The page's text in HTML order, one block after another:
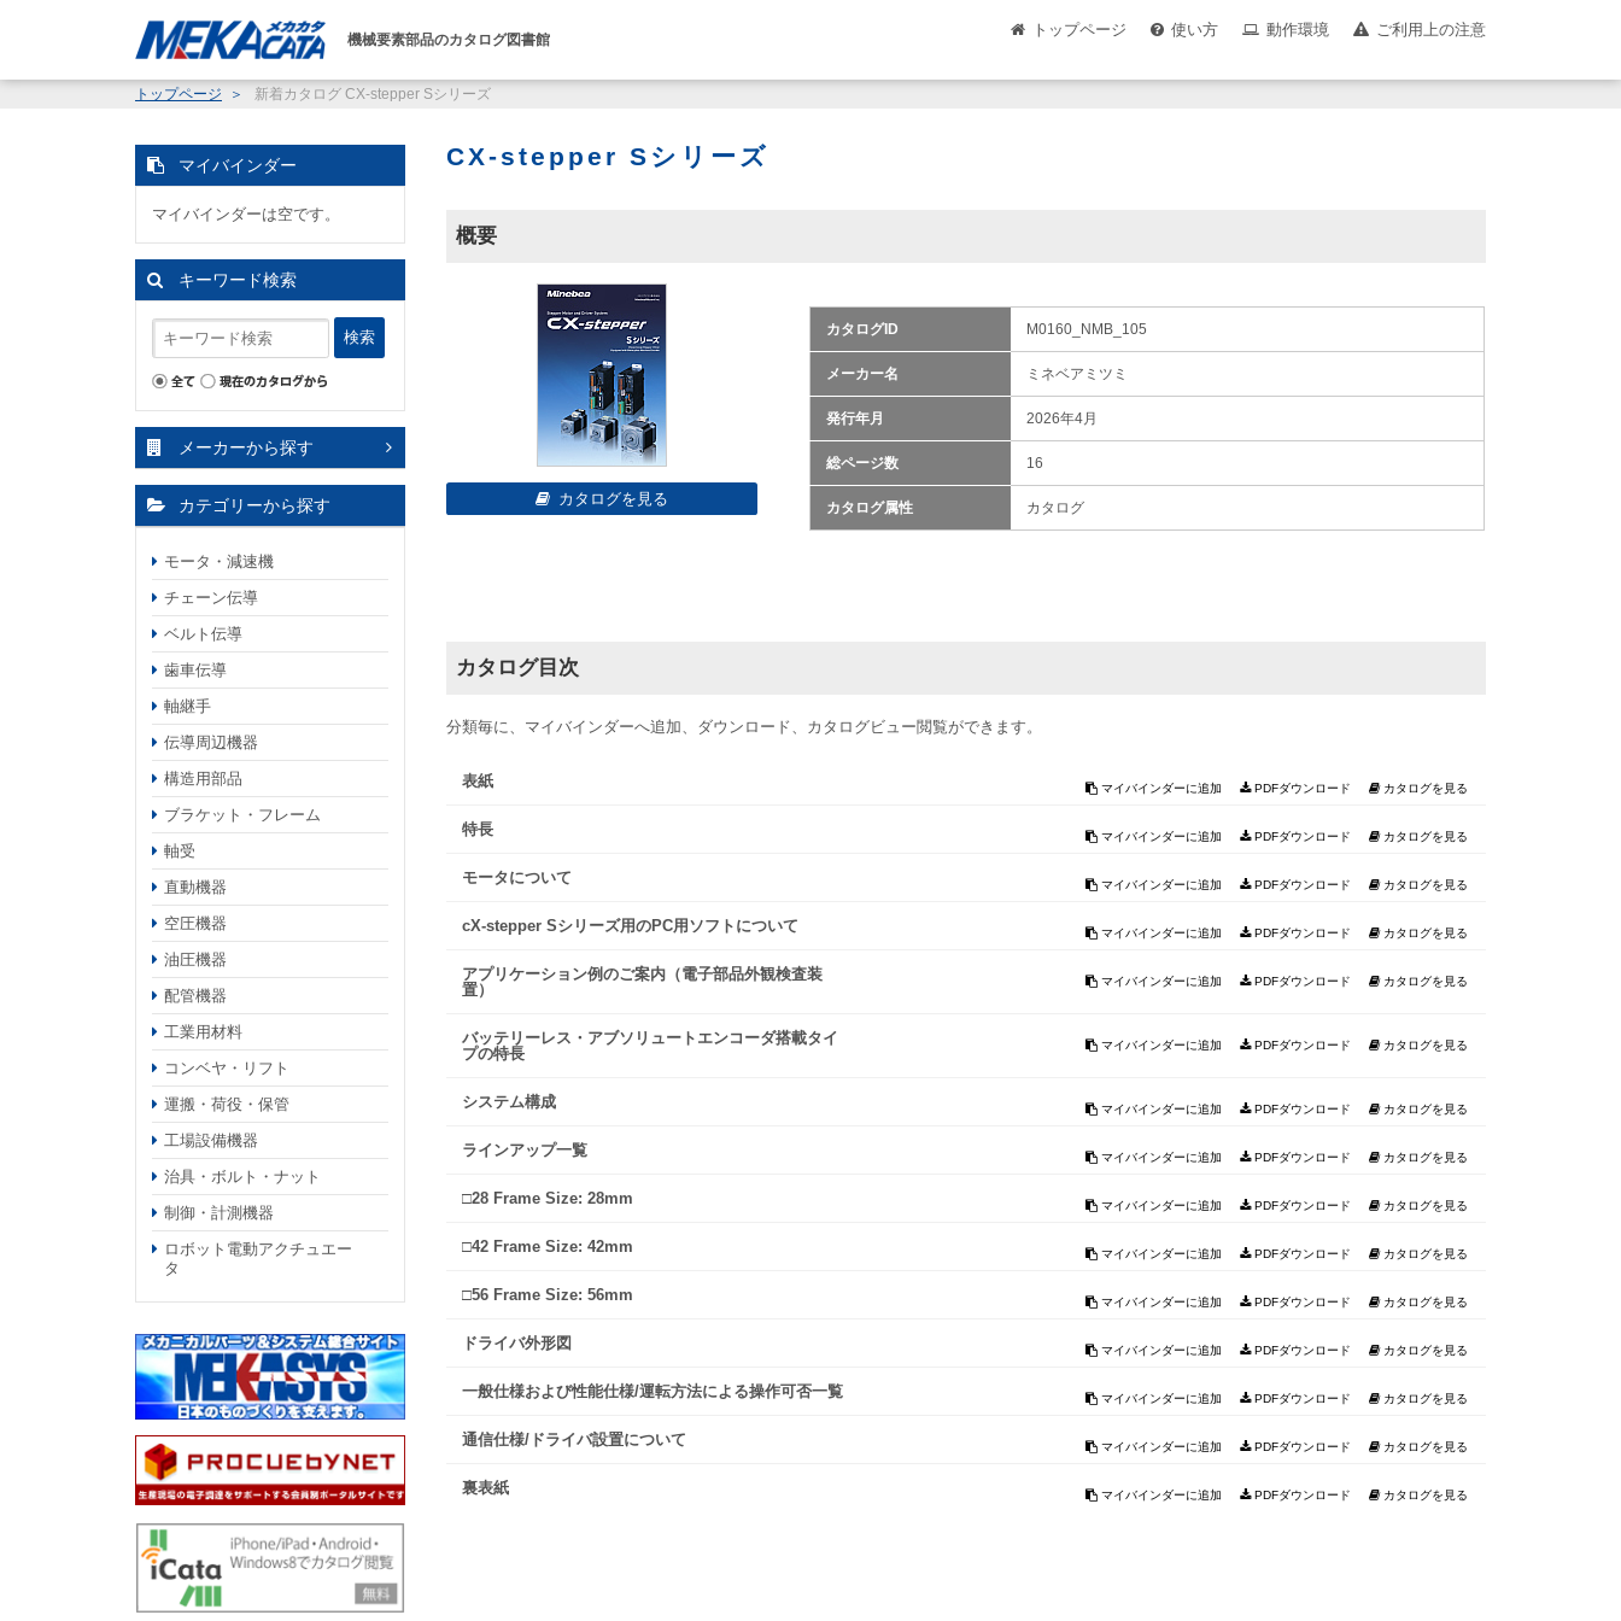
機械要素部品のカタログ図書館
トップページ 使い方 動作環境 ご利用上の注意
トップページ 新着カタログ CX-stepper Sシリーズ
CX-stepper Sシリーズ
概要
カタログID M0160_NMB_105
メーカー名 ミネベアミツミ
発行年月 2026年4月
総ページ数 16
カタログ属性 カタログ
カタログ目次
分類毎に、マイバインダーへ追加、ダウンロード、カタログビュー閲覧ができます。
表紙 マイバインダーに追加 PDFダウンロード カタログを見る
特長 マイバインダーに追加 PDFダウンロード カタログを見る
モータについて マイバインダーに追加 PDFダウンロード カタログを見る
cX-stepper Sシリーズ用のPC用ソフトについて マイバインダーに追加 PDFダウンロード カタログを見る
アプリケーション例のご案内（電子部品外観検査装
置）
マイバインダーに追加 PDFダウンロード カタログを見る
バッテリーレス・アブソリュートエンコーダ搭載タイ
プの特長
マイバインダーに追加 PDFダウンロード カタログを見る
システム構成 マイバインダーに追加 PDFダウンロード カタログを見る
ラインアップ一覧 マイバインダーに追加 PDFダウンロード カタログを見る
□28 Frame Size: 28mm マイバインダーに追加 PDFダウンロード カタログを見る
□42 Frame Size: 42mm マイバインダーに追加 PDFダウンロード カタログを見る
□56 Frame Size: 56mm マイバインダーに追加 PDFダウンロード カタログを見る
ドライバ外形図 マイバインダーに追加 PDFダウンロード カタログを見る
一般仕様および性能仕様/運転方法による操作可否一覧 マイバインダーに追加 PDFダウンロード カタログを見る
通信仕様/ドライバ設置について マイバインダーに追加 PDFダウンロード カタログを見る
裏表紙 マイバインダーに追加 PDFダウンロード カタログを見る
マイバインダー
マイバインダーは空です。
キーワード検索
検索
メーカーから探す
カテゴリーから探す
モータ・減速機
チェーン伝導
ベルト伝導
歯車伝導
軸継手
伝導周辺機器
構造用部品
ブラケット・フレーム
軸受
直動機器
空圧機器
油圧機器
配管機器
工業用材料
コンベヤ・リフト
運搬・荷役・保管
工場設備機器
治具・ボルト・ナット
制御・計測機器
ロボット電動アクチュエー
タ